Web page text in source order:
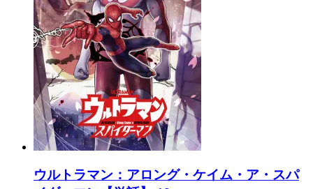
ウルトラマン：アロング・ケイム・ア・スパ